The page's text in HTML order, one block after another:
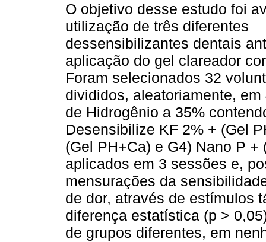
O objetivo desse estudo foi
utilização de três diferentes
dessensibilizantes dentais
aplicação do gel clareador
Foram selecionados 32
divididos, aleatoriamente,
de Hidrogênio a 35%
Desensibilize KF 2% + (Gel
(Gel PH+Ca) e G4) Nano P
aplicados em 3 sessões e,
mensurações da
de dor, através de estímulos
diferença estatística (p >
de grupos diferentes, em